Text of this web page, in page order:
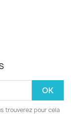
trouverez pour cela